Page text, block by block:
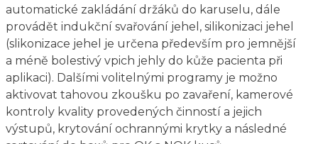
automatické zakládání držáků do karuselu, dále
provádět indukční svařování jehel, silikonizaci jehel
(slikonizace jehel je určena především pro jemnější
a méně bolestivý vpich jehly do kůže pacienta při
aplikaci). Dalšími volitelnými programy je možno
aktivovat tahovou zkoušku po zavaření, kamerové
kontroly kvality provedených činností a jejich
výstupů, krytování ochrannými krytky a následné